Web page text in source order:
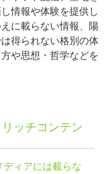
情報や体験を提供し
に載らない情報、陽
得られない格別の体
や思想・哲学などを
ッチコンテン
ィアには載らな